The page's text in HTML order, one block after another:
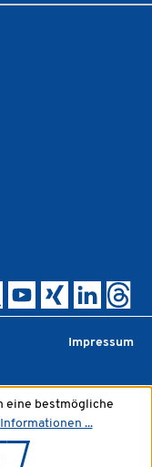
Impressum
eine bestmögliche
...